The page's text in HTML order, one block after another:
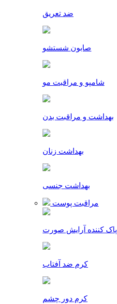
ضد تعریق
صابون شستشو
شامپو و مراقبت مو
بهداشت و مراقبت بدن
بهداشت زنان
بهداشت جنسی
مراقبت پوست
پاک کننده آرایش صورت
کرم ضد آفتاب
کرم دور چشم